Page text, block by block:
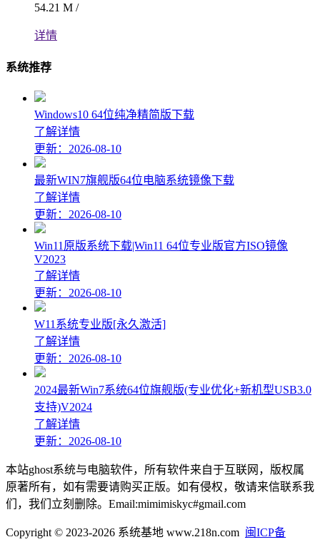
54.21 M /
详情
系统推荐
Windows10 64位纯净精简版下载
了解详情
更新：2026-08-10
最新WIN7旗舰版64位电脑系统镜像下载
了解详情
更新：2026-08-10
Win11原版系统下载|Win11 64位专业版官方ISO镜像
V2023
了解详情
更新：2026-08-10
W11系统专业版[永久激活]
了解详情
更新：2026-08-10
2024最新Win7系统64位旗舰版(专业优化+新机型USB3.0
支持)V2024
了解详情
更新：2026-08-10
本站ghost系统与电脑软件，所有软件来自于互联网，版权属
原著所有，如有需要请购买正版。如有侵权，敬请来信联系我
们，我们立刻删除。Email:mimimiskyc#gmail.com
Copyright © 2023-2026 系统基地 www.218n.com 闽ICP备